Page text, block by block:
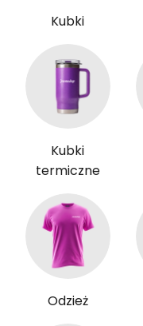
Kubki
Kubki
termiczne
Odzież